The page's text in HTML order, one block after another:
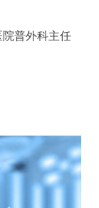
普外科主任